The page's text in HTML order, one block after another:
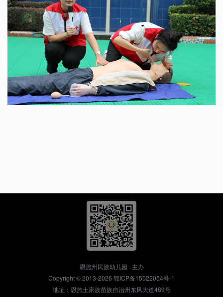
恩施州民族幼儿园 · 主办
Copyright © 2013-2026 鄂ICP备15022054号-1
地址：恩施土家族苗族自治州东风大道489号